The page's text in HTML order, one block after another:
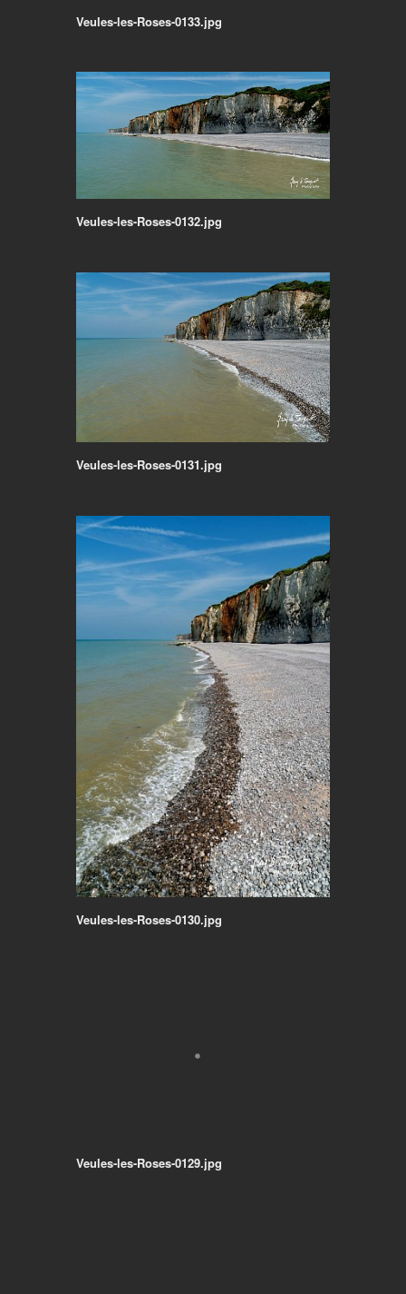
Veules-les-Roses-0133.jpg
Veules-les-Roses-0132.jpg
Veules-les-Roses-0131.jpg
Veules-les-Roses-0130.jpg
Veules-les-Roses-0129.jpg